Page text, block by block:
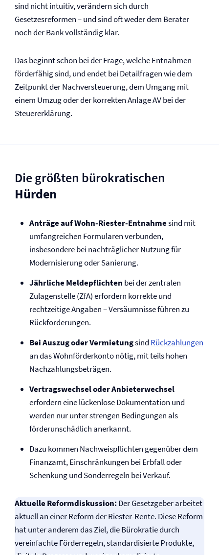
sind nicht intuitiv, verändern sich durch
Gesetzesreformen – und sind oft weder dem Berater
noch der Bank vollständig klar.
Das beginnt schon bei der Frage, welche Entnahmen
förderfähig sind, und endet bei Detailfragen wie dem
Zeitpunkt der Nachversteuerung, dem Umgang mit
einem Umzug oder der korrekten Anlage AV bei der
Steuererklärung.
Die größten bürokratischen
Hürden
Anträge auf Wohn-Riester-Entnahmesind mit
umfangreichen Formularen verbunden,
insbesondere bei nachträglicher Nutzung für
Modernisierung oder Sanierung.
Jährliche Melde­pflichten bei der zentralen
Zulagenstelle (ZfA) erfordern korrekte und
rechtzeitige Angaben – Versäumnisse führen zu
Rückforderungen.
Bei Auszug oder Vermietungsind Rückzahlungen
an das Wohnförderkonto nötig, mit teils hohen
Nachzahlungsbeträgen.
Vertragswechsel oder Anbieterwechsel
erfordern eine lückenlose Dokumentation und
werden nur unter strengen Bedingungen als
förderunschädlich anerkannt.
Dazu kommen Nachweis­pflichten gegenüber dem
Finanzamt, Einschränkungen bei Erbfall oder
Schenkung und Sonderregeln bei Verkauf.
Aktuelle Reformdiskussion: Der Gesetzgeber arbeitet
aktuell an einer Reform der Riester-Rente. Diese Reform
hat unter anderem das Ziel, die Bürokratie durch
vereinfachte Förderregeln, standardisierte Produkte,